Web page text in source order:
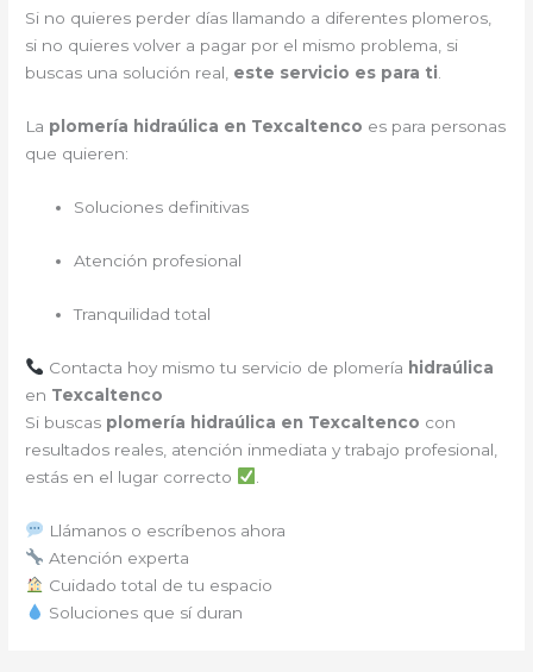
Si no quieres perder días llamando a diferentes plomeros,
si no quieres volver a pagar por el mismo problema, si
buscas una solución real, este servicio es para ti.
La plomería hidraúlica en Texcaltenco es para personas
que quieren:
Soluciones definitivas
Atención profesional
Tranquilidad total
Contacta hoy mismo tu servicio de plomería hidraúlica
en Texcaltenco
Si buscas plomería hidraúlica en Texcaltenco con
resultados reales, atención inmediata y trabajo profesional,
estás en el lugar correcto
Llámanos o escríbenos ahora
Atención experta
Cuidado total de tu espacio
Soluciones que sí duran